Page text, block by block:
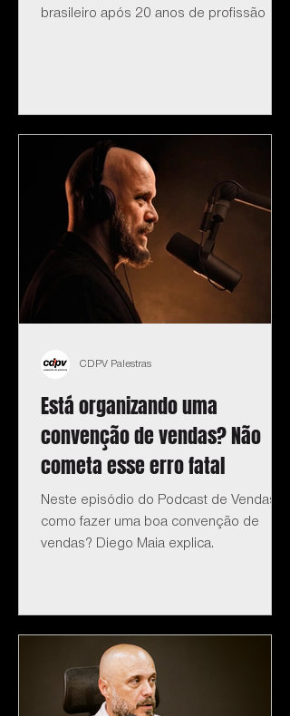
brasileiro após 20 anos de profissão
Está organizando uma
convenção de vendas? Não
cometa esse erro fatal
Neste episódio do Podcast de Vendas:
como fazer uma boa convenção de
vendas? Diego Maia explica.
CDPV Palestras